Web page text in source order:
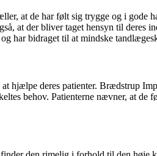
at de har følt sig trygge og i gode
at der bliver taget hensyn til
har bidraget til at mindske
deres patienter. Brædstrup
behov. Patienterne nævner, at